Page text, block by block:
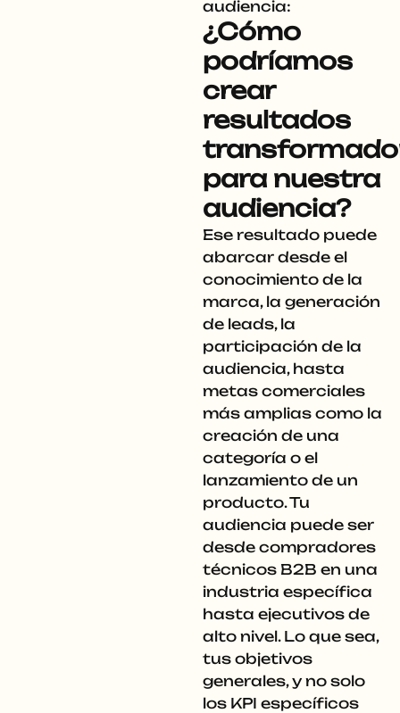
audiencia:
¿Cómo
podríamos
crear
resultados
para nuestra
audiencia?
Ese resultado puede
abarcar desde el
conocimiento de la
marca, la generación
de leads, la
participación de la
audiencia, hasta
metas comerciales
más amplias como la
creación de una
categoría o el
lanzamiento de un
producto. Tu
audiencia puede ser
desde compradores
técnicos B2B en una
industria específica
hasta ejecutivos de
alto nivel. Lo que sea,
tus objetivos
generales, y no solo
los KPI específicos